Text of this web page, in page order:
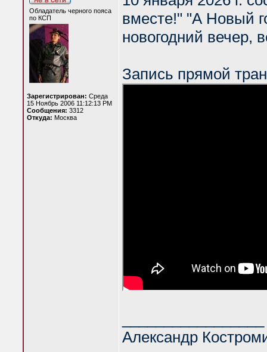
Обладатель черного пояса
по КСП
Зарегистрирован: Среда
15 Ноябрь 2006 11:12:13 PM
Сообщения: 3312
Откуда: Москва
вместе!" "А Новый
новогодний
Запись прямой
Александр